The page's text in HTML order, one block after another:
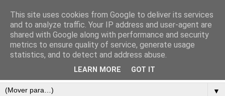
▼
This site uses cookies from Google to deliver its services
and to analyze traffic. Your IP address and user-agent are
shared with Google along with performance and security
metrics to ensure quality of service, generate usage
statistics, and to detect and address abuse.
LEARN MORE GOT IT